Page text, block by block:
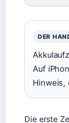
DER
Auf
Hinweis,
Die erste